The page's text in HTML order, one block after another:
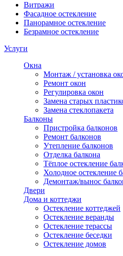
Витражи
Фасадное остекление
Панорамное остекление
Безрамное остекление
Услуги
Окна
Монтаж / установка
Ремонт окон
Регулировка окон
Замена старых
Замена стеклопакета
Балконы
Пристройка балконов
Ремонт балконов
Утепление балконов
Отделка балкона
Тёплое остекление
Холодное остекление
Демонтаж/вынос
Двери
Дома и коттеджи
Остекление коттеджей
Остекление веранды
Остекление терассы
Остекление беседки
Остекление домов